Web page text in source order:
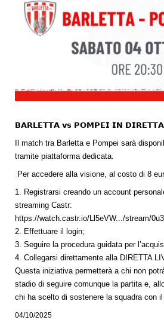
𝗕𝗔𝗥𝗟𝗘𝗧𝗧𝗔 𝘃𝘀 𝗣𝗢𝗠𝗣𝗘𝗜 𝗜𝗡
Il match tra Barletta e Pompei sarà
tramite piattaforma dedicata.
Per accedere alla visione, al costo di 8
1. Registrarsi creando un account
streaming Castr:
https://watch.castr.io/Ll5eVW.../stream/
2. Effettuare il login;
3. Seguire la procedura guidata per
4. Collegarsi direttamente alla DIRETTA
Questa iniziativa permetterà a chi non
stadio di seguire comunque la partita e,
chi ha scelto di sostenere la squadra con il
04/10/2025